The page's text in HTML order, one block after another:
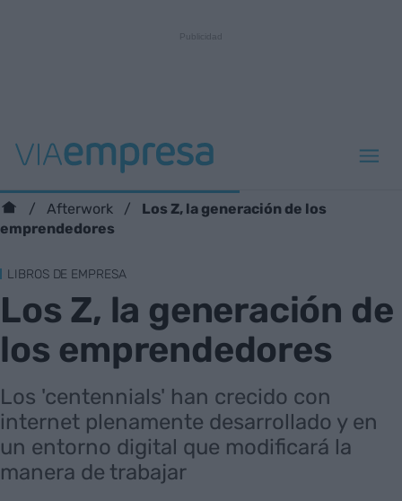
Afterwork
Los Z, la generación de los
emprendedores
LIBROS DE EMPRESA
Los Z, la generación de
los emprendedores
Los 'centennials' han crecido con
internet plenamente desarrollado y en
un entorno digital que modificará la
manera de trabajar